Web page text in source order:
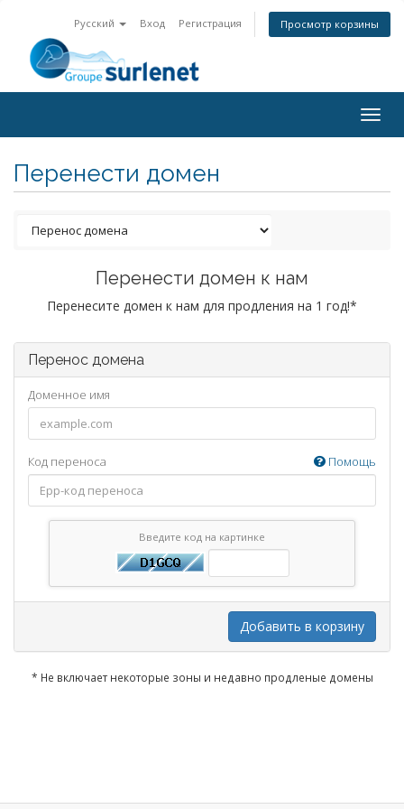
Русский Вход Регистрация Просмотр корзины
Перенести домен
Перенести домен к нам
Перенесите домен к нам для продления на 1 год!*
Перенос домена
Доменное имя
Код переноса Помощь
Введите код на картинке
Добавить в корзину
* Не включает некоторые зоны и недавно продленые домены